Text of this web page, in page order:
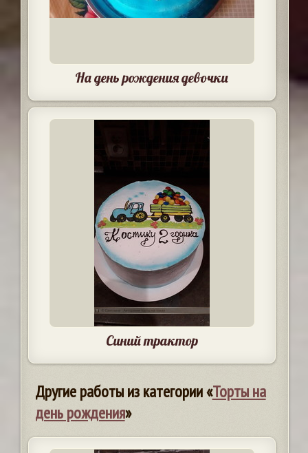
На день рождения девочки
Синий трактор
Другие работы из категории «Торты на
день рождения»